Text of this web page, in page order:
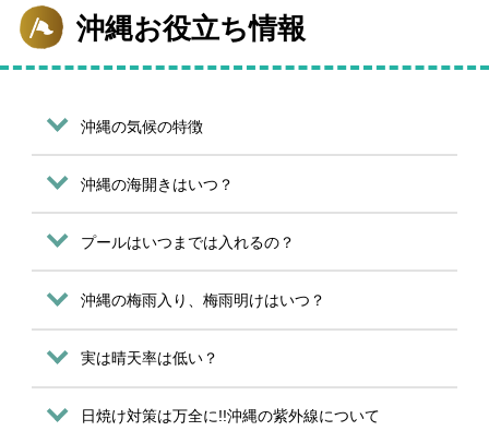
沖縄お役立ち情報
沖縄の気候の特徴
沖縄の海開きはいつ？
プールはいつまでは入れるの？
沖縄の梅雨入り、梅雨明けはいつ？
実は晴天率は低い？
日焼け対策は万全に!!沖縄の紫外線について